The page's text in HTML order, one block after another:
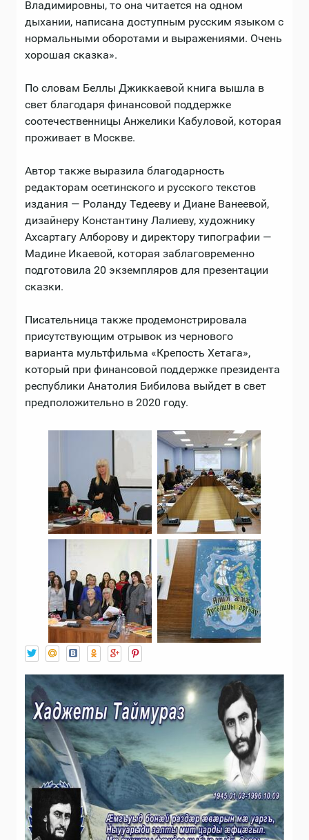
Владимировны, то она читается на одном
дыхании, написана доступным русским языком с
нормальными оборотами и выражениями. Очень
хорошая сказка».
По словам Беллы Джиккаевой книга вышла в
свет благодаря финансовой поддержке
соотечественницы Анжелики Кабуловой, которая
проживает в Москве.
Автор также выразила благодарность
редакторам осетинского и русского текстов
издания — Роланду Тедееву и Диане Ванеевой,
дизайнеру Константину Лалиеву, художнику
Ахсартагу Алборову и директору типографии —
Мадине Икаевой, которая заблаговременно
подготовила 20 экземпляров для презентации
сказки.
Писательница также продемонстрировала
присутствующим отрывок из чернового
варианта мультфильма «Крепость Хетага»,
который при финансовой поддержке президента
республики Анатолия Бибилова выйдет в свет
предположительно в 2020 году.